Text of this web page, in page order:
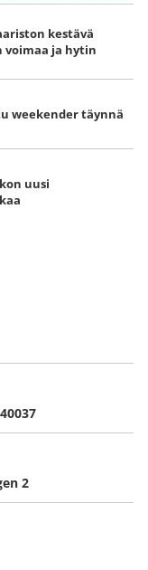
kestävä
ja hytin
weekender täynnä
uusi
2